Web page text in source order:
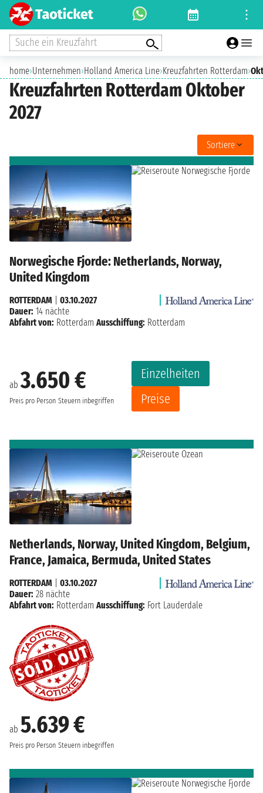
Suche ein Kreuzfahrt
home›Unternehmen›Holland America Line›Kreuzfahrten Rotterdam›
Kreuzfahrten Rotterdam Oktober
2027
Sortiere
Norwegische Fjorde: Netherlands, Norway,
United Kingdom
ab3.650 €
Preis pro Person Steuern inbegriffen
Einzelheiten
Preise
ROTTERDAM
03.10.2027
Dauer: 14 nächte
Abfahrt von: Rotterdam Ausschiffung: Rotterdam
Netherlands, Norway, United Kingdom, Belgium,
France, Jamaica, Bermuda, United States
ab 5.639 €
Preis pro Person Steuern inbegriffen
ROTTERDAM
03.10.2027
Dauer: 28 nächte
Abfahrt von: Rotterdam Ausschiffung: Fort Lauderdale